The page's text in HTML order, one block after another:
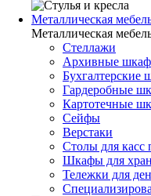
Металлическая
Металлическая
Стеллажи
Архивные
Бухгалтерские
Гардеробные
Картотечные
Сейфы
Верстаки
Столы для касс
Шкафы для
Тележки для